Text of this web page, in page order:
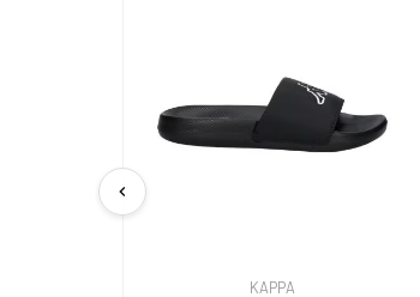
chevron_left
KAPPA